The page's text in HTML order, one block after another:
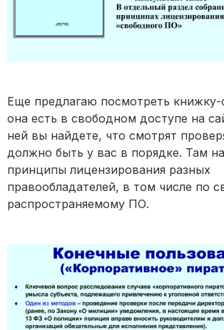
Еще предлагаю посмотреть книжку-
она есть в свободном доступе на
ней вы найдете, что смотрят
должно быть у вас в порядке. Там
принципы лицензирования разных
правообладателей, в том числе по
распространяемому ПО.